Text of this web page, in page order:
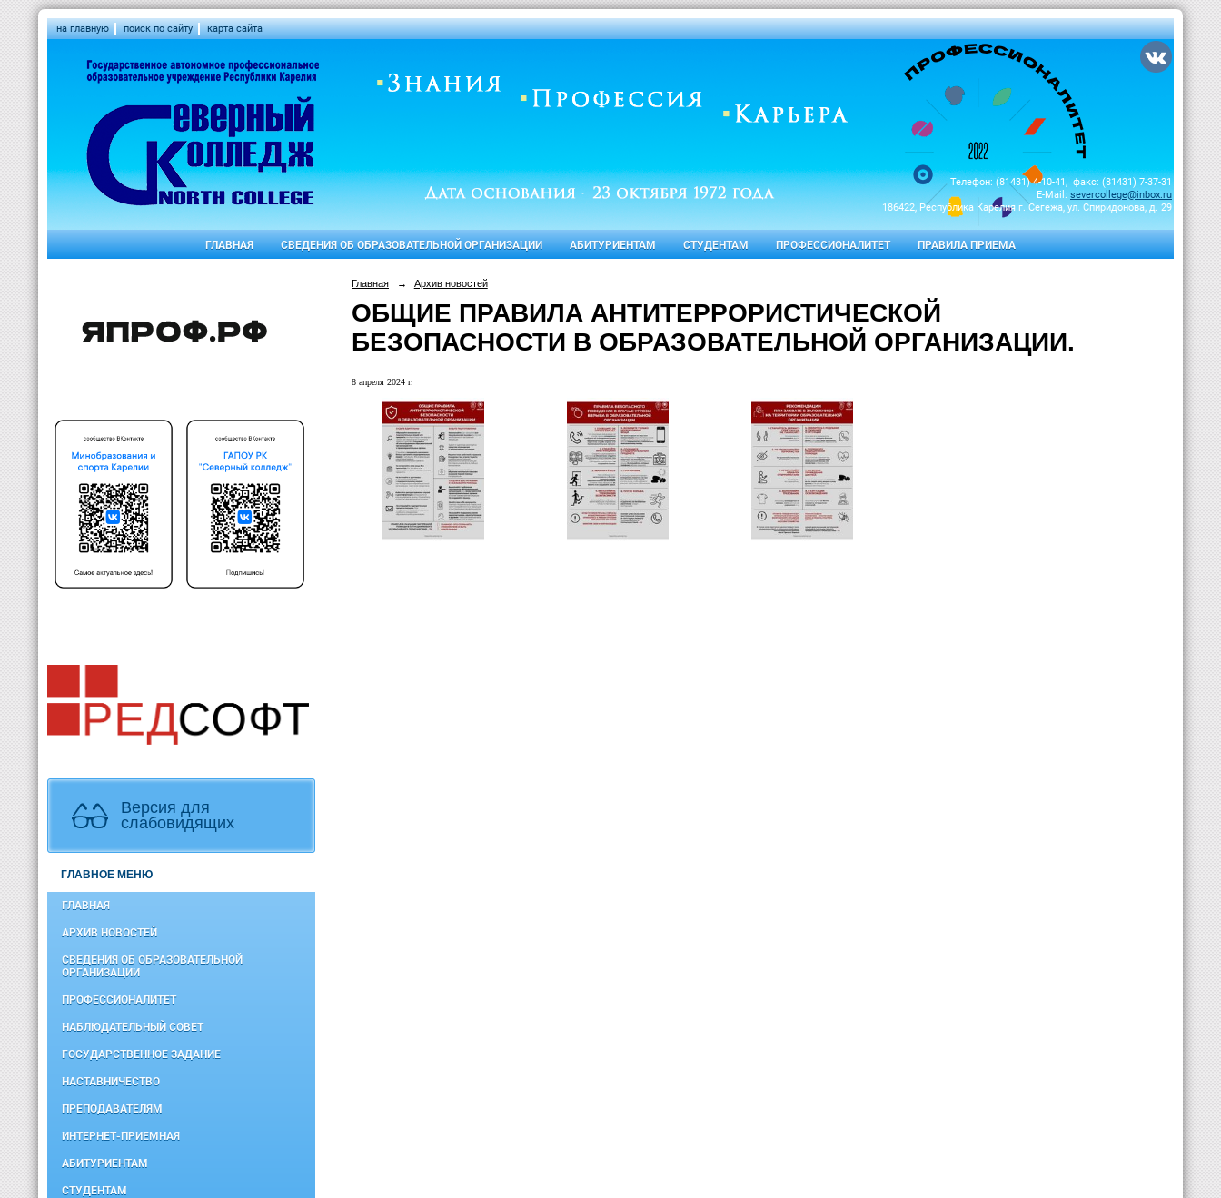
на главную поиск по сайту карта сайта
Телефон: (81431) 4-10-41, факс: (81431) 7-37-31
E-Mail: severcollege@inbox.ru
186422, Республика Карелия г. Сегежа, ул. Спиридонова, д. 29
ГЛАВНАЯ СВЕДЕНИЯ ОБ ОБРАЗОВАТЕЛЬНОЙ ОРГАНИЗАЦИИ АБИТУРИЕНТАМ СТУДЕНТАМ ПРОФЕССИОНАЛИТЕТ ПРАВИЛА ПРИЕМА
Версия для
слабовидящих
ГЛАВНОЕ МЕНЮ
ГЛАВНАЯ
АРХИВ НОВОСТЕЙ
СВЕДЕНИЯ ОБ ОБРАЗОВАТЕЛЬНОЙ
ОРГАНИЗАЦИИ
ПРОФЕССИОНАЛИТЕТ
НАБЛЮДАТЕЛЬНЫЙ СОВЕТ
ГОСУДАРСТВЕННОЕ ЗАДАНИЕ
НАСТАВНИЧЕСТВО
ПРЕПОДАВАТЕЛЯМ
ИНТЕРНЕТ-ПРИЕМНАЯ
АБИТУРИЕНТАМ
СТУДЕНТАМ
Главная → Архив новостей
ОБЩИЕ ПРАВИЛА АНТИТЕРРОРИСТИЧЕСКОЙ
БЕЗОПАСНОСТИ В ОБРАЗОВАТЕЛЬНОЙ ОРГАНИЗАЦИИ.
8 апреля 2024 г.